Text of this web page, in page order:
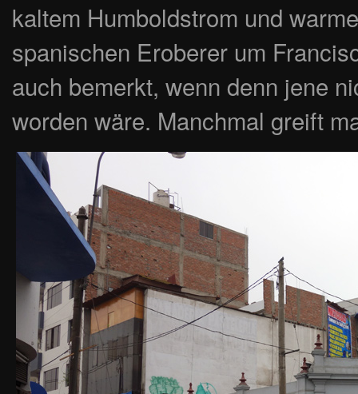
kaltem Humboldstrom und
spanischen Eroberer um
auch bemerkt, wenn denn jene
worden wäre. Manchmal greift